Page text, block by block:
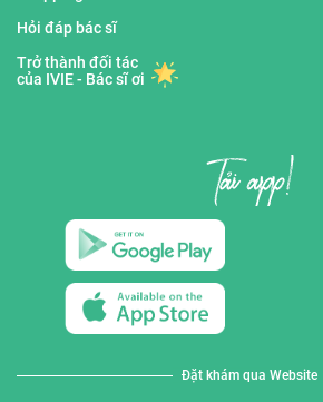
Hỏi đáp bác sĩ
Trở thành đối tác
của IVIE - Bác sĩ ơi
Đặt khám qua Website